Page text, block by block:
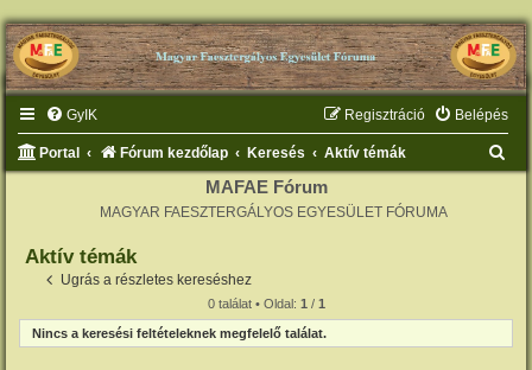
GyIK Belépés
Regisztráció
Portal Fórum kezdőlap Keresés Aktív témák
MAFAE Fórum
MAGYAR FAESZTERGÁLYOS EGYESÜLET FÓRUMA
Aktív témák
Ugrás a részletes kereséshez
0 találat • Oldal: 1 / 1
Nincs a keresési feltételeknek megfelelő találat.